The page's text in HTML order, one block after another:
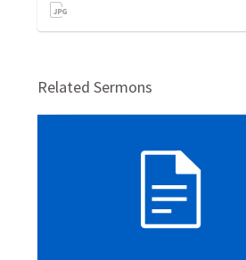
Related Sermons